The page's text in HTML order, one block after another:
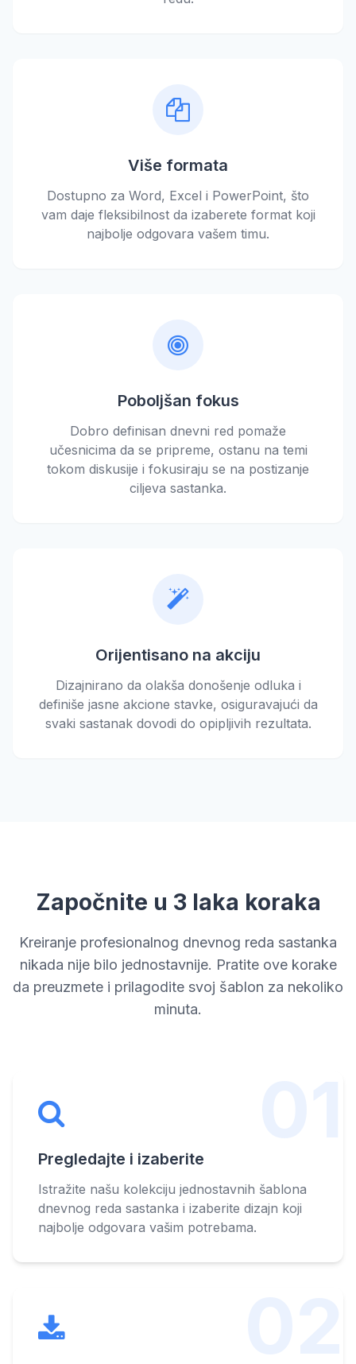
Više formata
Dostupno za Word, Excel i PowerPoint, što
vam daje fleksibilnost da izaberete format koji
najbolje odgovara vašem timu.
Poboljšan fokus
Dobro definisan dnevni red pomaže
učesnicima da se pripreme, ostanu na temi
tokom diskusije i fokusiraju se na postizanje
ciljeva sastanka.
Orijentisano na akciju
Dizajnirano da olakša donošenje odluka i
definiše jasne akcione stavke, osiguravajući da
svaki sastanak dovodi do opipljivih rezultata.
Započnite u 3 laka koraka
Kreiranje profesionalnog dnevnog reda sastanka
nikada nije bilo jednostavnije. Pratite ove korake
da preuzmete i prilagodite svoj šablon za nekoliko
minuta.
Pregledajte i izaberite
Istražite našu kolekciju jednostavnih šablona
dnevnog reda sastanka i izaberite dizajn koji
najbolje odgovara vašim potrebama.